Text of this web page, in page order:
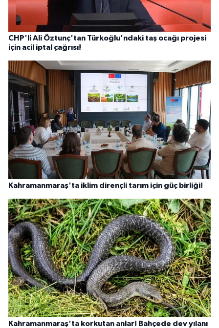
CHP'li Ali Öztunç'tan Türkoğlu'ndaki taş ocağı projesi
için acil iptal çağrısı!
Kahramanmaraş'ta iklim dirençli tarım için güç birliği!
Kahramanmaraş'ta korkutan anlar! Bahçede dev yılanı